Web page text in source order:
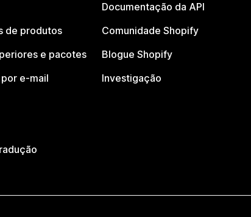
de produtos
e pacotes
e-mail
Documentação da API
Comunidade Shopify
Blogue Shopify
Investigação